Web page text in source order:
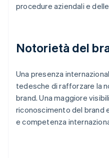
procedure aziendali e
Notorietà del
Una presenza
tedesche di rafforzare la
brand. Una maggiore
riconoscimento del brand
e competenza